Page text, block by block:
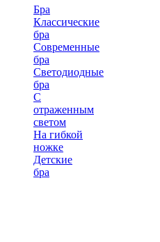
Бра
Классические
бра
Современные
бра
Светодиодные
бра
С
отраженным
светом
На гибкой
ножке
Детские
бра